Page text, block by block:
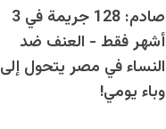
صادم: 128 جريمة في 3
أشهر فقط - العنف ضد
النساء في مصر يتحول إلى
وباء يومي!